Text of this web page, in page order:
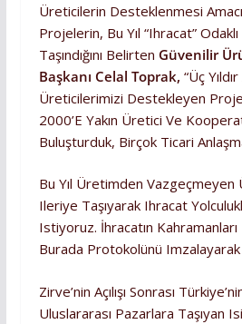
Üreticilerin Desteklenmesi
Projelerin, Bu Yıl “ihracat”
Taşındığını Belirten Güvenilir
Başkanı Celal Toprak, “Üç
Üreticilerimizi Destekleyen
2000’e Yakın Üretici Ve
Buluşturduk, Birçok Ticari
Bu Yıl Üretimden
Ileriye Taşıyarak Ihracat
Istiyoruz. İhracatın
Burada Protokolünü Imzalayarak
Zirve’nin Açılışı Sonrası
Uluslararası Pazarlara Taşıyan